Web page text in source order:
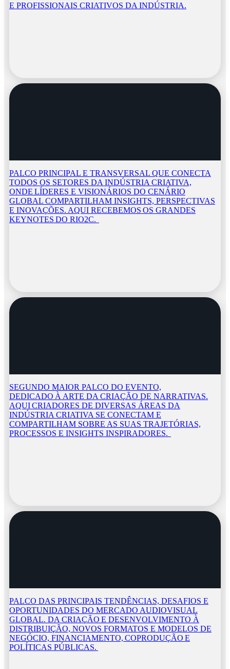
E PROFISSIONAIS CRIATIVOS DA INDÚSTRIA.
PALCO PRINCIPAL E TRANSVERSAL QUE CONECTA
TODOS OS SETORES DA INDÚSTRIA CRIATIVA,
ONDE LÍDERES E VISIONÁRIOS DO CENÁRIO
GLOBAL COMPARTILHAM INSIGHTS, PERSPECTIVAS
E INOVAÇÕES. AQUI RECEBEMOS OS GRANDES
KEYNOTES DO RIO2C.
SEGUNDO MAIOR PALCO DO EVENTO,
DEDICADO À ARTE DA CRIAÇÃO DE NARRATIVAS.
AQUI CRIADORES DE DIVERSAS ÁREAS DA
INDÚSTRIA CRIATIVA SE CONECTAM E
COMPARTILHAM SOBRE AS SUAS TRAJETÓRIAS,
PROCESSOS E INSIGHTS INSPIRADORES.
PALCO DAS PRINCIPAIS TENDÊNCIAS, DESAFIOS E
OPORTUNIDADES DO MERCADO AUDIOVISUAL
GLOBAL. DA CRIAÇÃO E DESENVOLVIMENTO À
DISTRIBUIÇÃO, NOVOS FORMATOS E MODELOS DE
NEGÓCIO, FINANCIAMENTO, COPRODUÇÃO E
POLÍTICAS PÚBLICAS.